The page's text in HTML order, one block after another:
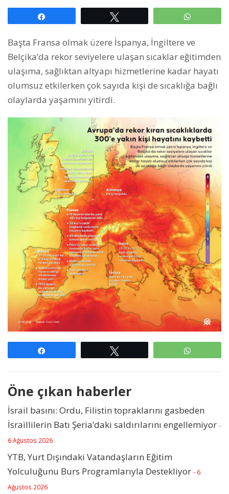
Başta Fransa olmak üzere İspanya, İngiltere ve
Belçika’da rekor seviyelere ulaşan sıcaklar eğitimden
ulaşıma, sağlıktan altyapı hizmetlerine kadar hayatı
olumsuz etkilerken çok sayıda kişi de sıcaklığa bağlı
olaylarda yaşamını yitirdi.
Öne çıkan haberler
İsrail basını: Ordu, Filistin topraklarını gasbeden
İsraillilerin Batı Şeria’daki saldırılarını engellemiyor -
6 Ağustos 2026
YTB, Yurt Dışındaki Vatandaşların Eğitim
Yolculuğunu Burs Programlarıyla Destekliyor - 6
Ağustos 2026